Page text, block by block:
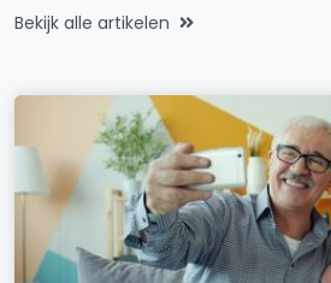
Bekijk alle artikelen